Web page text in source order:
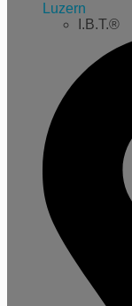
Luzern
I.B.T.®